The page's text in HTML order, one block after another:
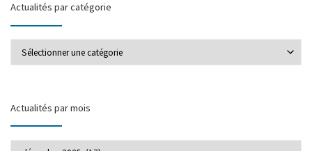
Actualités par catégorie
Actualités par mois